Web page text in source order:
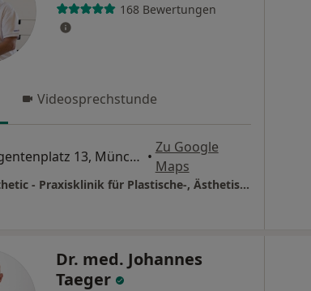
168 Bewertungen
Videosprechstunde
Prinzregentenplatz 13, München •
Zu Google
Maps
medaesthetic - Praxisklinik für Plastische-, Ästhetische und Rekonstruktive Chirurgie
Dr. med. Johannes
Taeger